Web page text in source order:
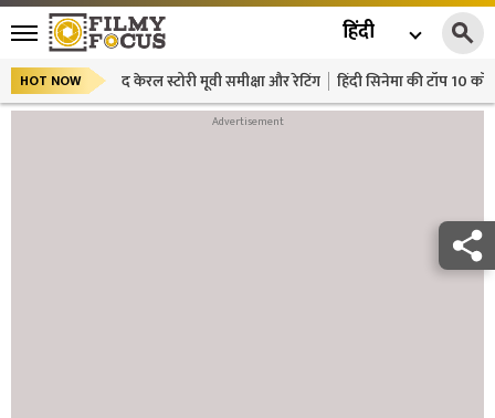
हिंदी
HOT NOW द केरल स्टोरी मूवी समीक्षा और रेटिंग हिंदी सिनेमा की टॉप 10